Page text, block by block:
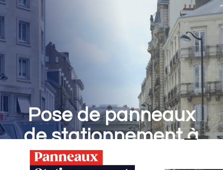
Pose de panneaux
de stationnement à
Fontenay-aux-Roses